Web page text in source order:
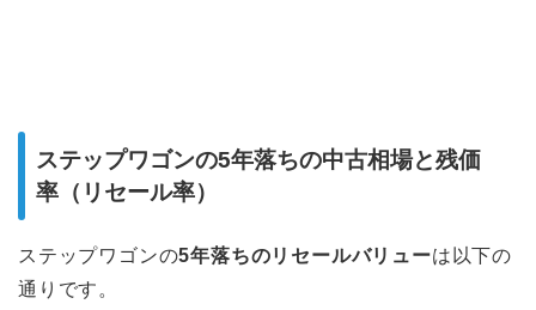
ステップワゴンの5年落ちの中古相場と残価
率（リセール率）
ステップワゴンの5年落ちのリセールバリューは以下の
通りです。